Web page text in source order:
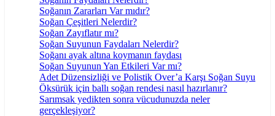
Soğanın Zararları Var mıdır?
Soğan Çeşitleri Nelerdir?
Soğan Zayıflatır mı?
Soğan Suyunun Faydaları Nelerdir?
Soğanı ayak altına koymanın faydası
Soğan Suyunun Yan Etkileri Var mı?
Adet Düzensizliği ve Polistik Over’a Karşı Soğan Suyu
Öksürük için ballı soğan rendesi nasıl hazırlanır?
Sarımsak yedikten sonra vücudunuzda neler
gerçekleşiyor?